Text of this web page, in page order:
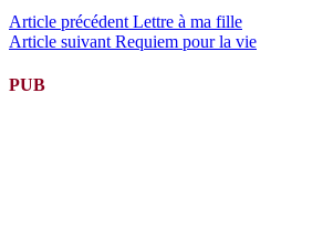
Lire
la
suite
Article précédent Lettre à ma fille
Article suivant Requiem pour la vie
PUB